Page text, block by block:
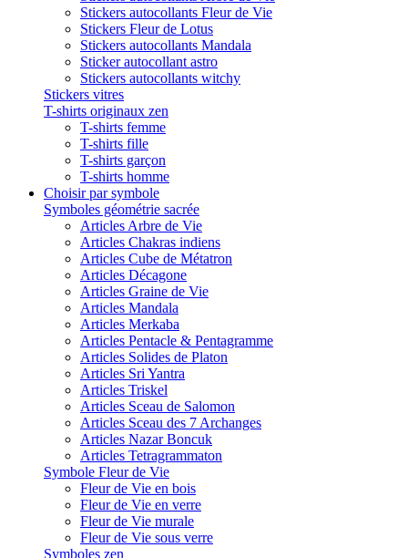
Stickers autocollants Fleur de Vie
Stickers Fleur de Lotus
Stickers autocollants Mandala
Sticker autocollant astro
Stickers autocollants witchy
Stickers vitres
T-shirts originaux zen
T-shirts femme
T-shirts fille
T-shirts garçon
T-shirts homme
Choisir par symbole
Symboles géométrie sacrée
Articles Arbre de Vie
Articles Chakras indiens
Articles Cube de Métatron
Articles Décagone
Articles Graine de Vie
Articles Mandala
Articles Merkaba
Articles Pentacle & Pentagramme
Articles Solides de Platon
Articles Sri Yantra
Articles Triskel
Articles Sceau de Salomon
Articles Sceau des 7 Archanges
Articles Nazar Boncuk
Articles Tetragrammaton
Symbole Fleur de Vie
Fleur de Vie en bois
Fleur de Vie en verre
Fleur de Vie murale
Fleur de Vie sous verre
Symboles zen